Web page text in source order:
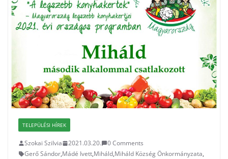
TELEPÜLÉSI HÍREK
Szokai Szilvia 2021.03.20.
0 Comments
Gerő Sándor,Mádé Ivett,Miháld,Miháld Község Önkormányzata,